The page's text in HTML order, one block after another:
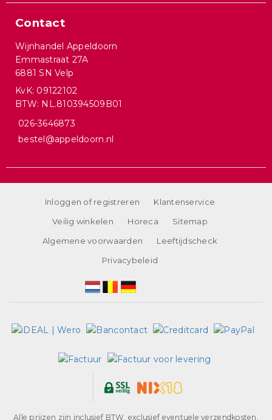
Contact
Wijnhandel Appeldoorn
Emmastraat 27A
6881 SN Velp
KvK: 09122102
BTW: NL.810394509B01
026-3646873
bestel@appeldoorn.nl
Inloggen of registreren
Klantenservice
Veilig winkelen
Horeca
Sitemap
Algemene voorwaarden
Leeftijdscheck
Privacybeleid
Alle prijzen zijn inclusief BTW, exclusief eventuele verzendkosten.